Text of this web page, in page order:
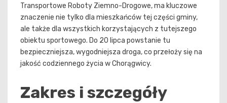
Transportowe Roboty Ziemno-Drogowe, ma kluczowe
znaczenie nie tylko dla mieszkańców tej części gminy,
ale także dla wszystkich korzystających z tutejszego
obiektu sportowego. Do 20 lipca powstanie tu
bezpieczniejsza, wygodniejsza droga, co przełoży się na
jakość codziennego życia w Chorągwicy.
Zakres i szczegóły